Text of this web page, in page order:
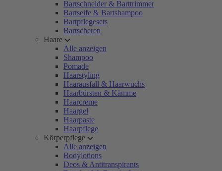
Bartschneider & Barttrimmer
Bartseife & Bartshampoo
Bartpflegesets
Bartscheren
Haare
Alle anzeigen
Shampoo
Pomade
Haarstyling
Haarausfall & Haarwuchs
Haarbürsten & Kämme
Haarcreme
Haargel
Haarpaste
Haarpflege
Körperpflege
Alle anzeigen
Bodylotions
Deos & Antitranspirants